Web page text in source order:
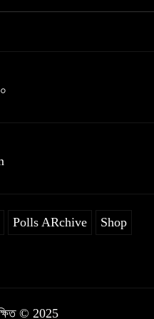
Polls ARchive Shop
© 2025